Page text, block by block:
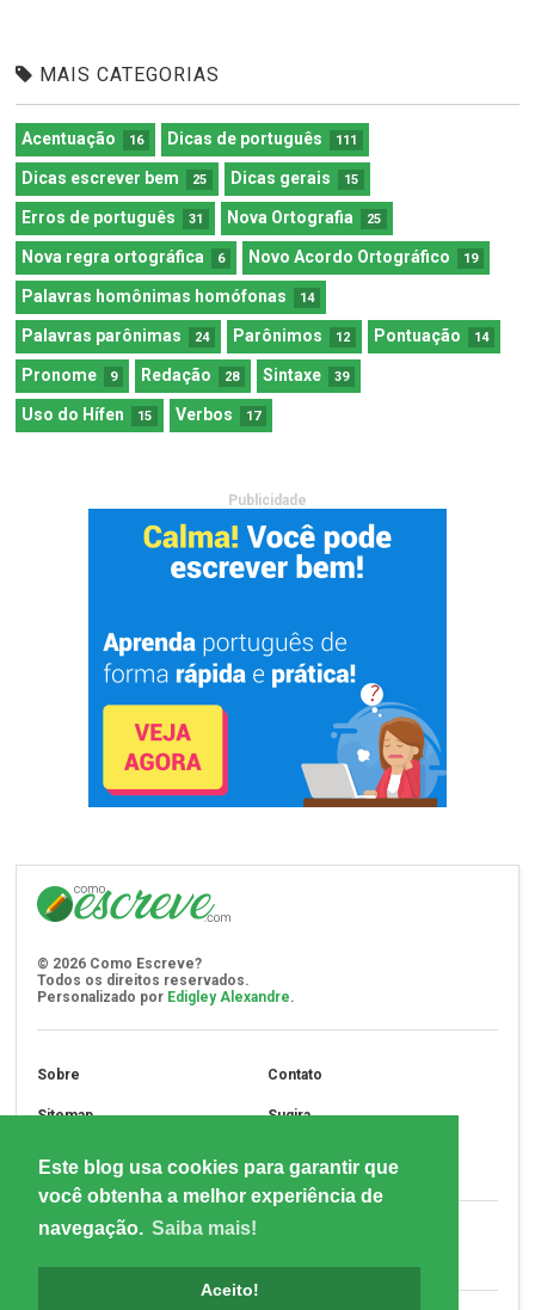
Este blog usa cookies para garantir que
você obtenha a melhor experiência de
navegação. Saiba mais!
Aceito!
MAIS CATEGORIAS
Acentuação 16 Dicas de português 111
Dicas escrever bem 25 Dicas gerais 15
Erros de português 31 Nova Ortografia 25
Nova regra ortográfica 6 Novo Acordo Ortográfico 19
Palavras homônimas homófonas 14
Palavras parônimas 24 Parônimos 12 Pontuação 14
Pronome 9 Redação 28 Sintaxe 39
Uso do Hífen 15 Verbos 17
Publicidade
© 2026 Como Escreve?
Todos os direitos reservados.
Personalizado por Edigley Alexandre.
Sobre Contato
Sitemap Sugira